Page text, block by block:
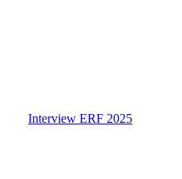
Interview ERF 2025